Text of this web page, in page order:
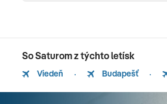
So Saturom z týchto letísk
Viedeň Budapešť